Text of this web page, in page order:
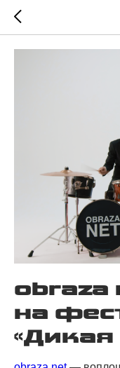
obraza
на
«Дикая